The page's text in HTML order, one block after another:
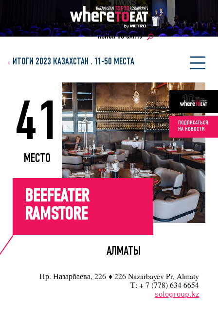
ПОИСК ПО САЙТУ
ПОДПИСАТЬСЯ
НА НОВОСТИ
ИТОГИ 2023 КАЗАХСТАН . 11-50 МЕСТА
41
МЕСТО
BEEFEATER
RAMSTORE
АЛМАТЫ
Пр. Назарбаева, 226 ♦ 226 Nazarbayev Pr, Almaty
Т: + 7 (778) 634 6654
sologroup.kz